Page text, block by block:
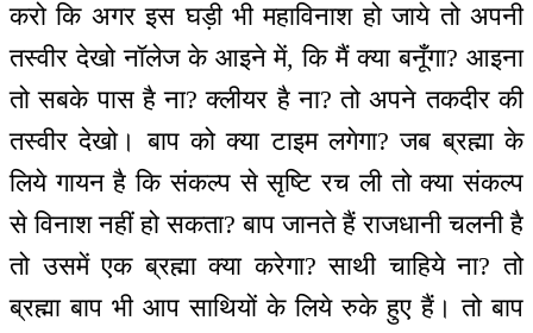
करो कि अगर इस घड़ी भी महाविनाश हो जाये तो अपनी
तस्वीर देखो नॉलेज के आइने में, कि मैं क्या बनूँगा? आइना
तो सबके पास है ना? क्लीयर है ना? तो अपने तकदीर की
तस्वीर देखो। बाप को क्या टाइम लगेगा? जब ब्रह्मा के
लिये गायन है कि संकल्प से सृष्टि रच ली तो क्या संकल्प
से विनाश नहीं हो सकता? बाप जानते हैं राजधानी चलनी है
तो उसमें एक ब्रह्मा क्या करेगा? साथी चाहिये ना? तो
ब्रह्मा बाप भी आप साथियों के लिये रुके हुए हैं। तो बाप